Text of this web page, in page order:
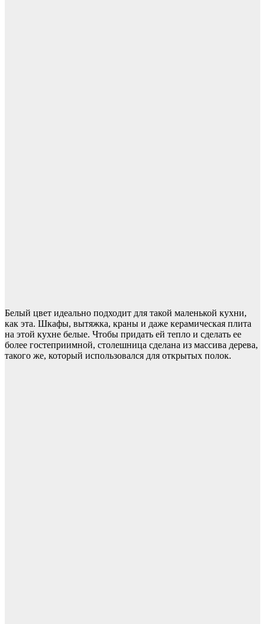
Белый цвет идеально подходит для такой маленькой кухни,
как эта. Шкафы, вытяжка, краны и даже керамическая плита
на этой кухне белые. Чтобы придать ей тепло и сделать ее
более гостеприимной, столешница сделана из массива дерева,
такого же, который использовался для открытых полок.